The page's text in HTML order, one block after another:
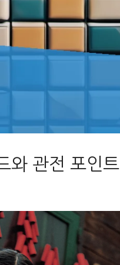
와 관전 포인트